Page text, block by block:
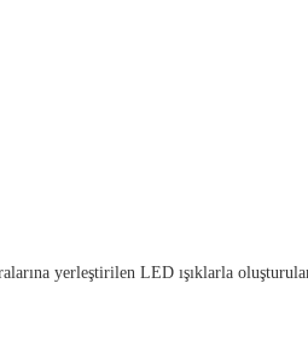
yerleştirilen LED ışıklarla